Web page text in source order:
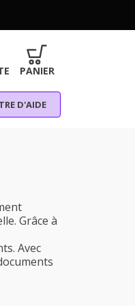
PANIER
D'AIDE
Grâce à
Avec